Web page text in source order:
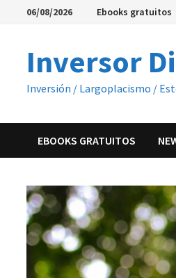
Saltar06/08/2026 Ebooks gratuitos
Inversor
Inversión / Largoplacismo /
EBOOKS GRATUITOS